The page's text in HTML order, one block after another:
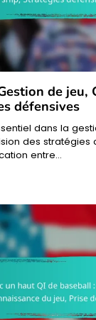
de jeu,
défensives
dans la
des stratégies
entre…